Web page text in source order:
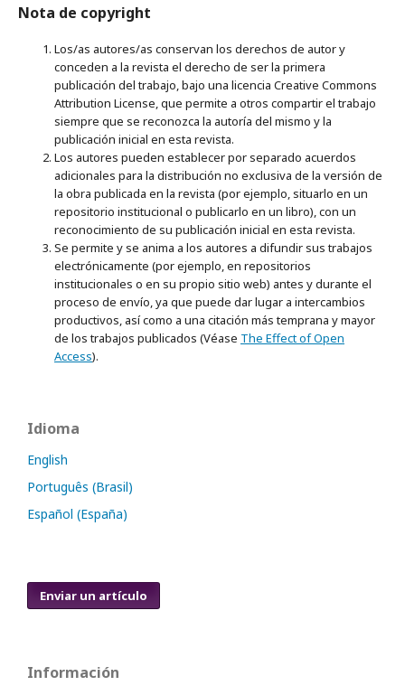
Nota de copyright
Los/as autores/as conservan los derechos de autor y
conceden a la revista el derecho de ser la primera
publicación del trabajo, bajo una licencia Creative Commons
Attribution License, que permite a otros compartir el trabajo
siempre que se reconozca la autoría del mismo y la
publicación inicial en esta revista.
Los autores pueden establecer por separado acuerdos
adicionales para la distribución no exclusiva de la versión de
la obra publicada en la revista (por ejemplo, situarlo en un
repositorio institucional o publicarlo en un libro), con un
reconocimiento de su publicación inicial en esta revista.
Se permite y se anima a los autores a difundir sus trabajos
electrónicamente (por ejemplo, en repositorios
institucionales o en su propio sitio web) antes y durante el
proceso de envío, ya que puede dar lugar a intercambios
productivos, así como a una citación más temprana y mayor
de los trabajos publicados (Véase The Effect of Open
Access).
Idioma
English
Português (Brasil)
Español (España)
Enviar un artículo
Información